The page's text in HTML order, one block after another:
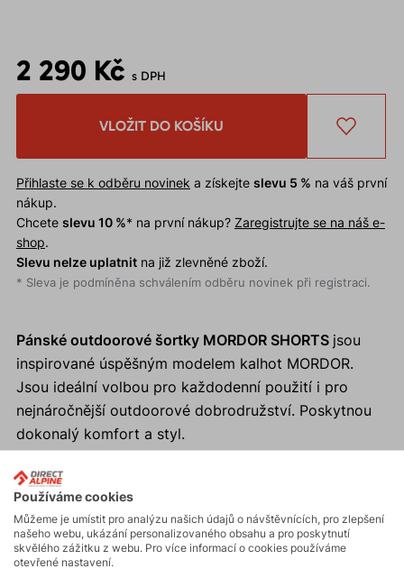
2 290 Kč s DPH
VLOŽIT DO KOŠÍKU
Přihlaste se k odběru novinek a získejte slevu 5 % na váš první
nákup.
Chcete slevu 10 %* na první nákup? Zaregistrujte se na náš e-
shop.
Slevu nelze uplatnitna již zlevněné zboží.
* Sleva je podmíněna schválením odběru novinek při registraci.
Pánské outdoorové šortky MORDOR SHORTS jsou
inspirované úspěšným modelem kalhot MORDOR.
Jsou ideální volbou pro každodenní použití i pro
nejnáročnější outdoorové dobrodružství. Poskytnou
dokonalý komfort a styl.
Proč si koupit pánské outdoorové šortky MORDOR
SHORTS?
Maximální komfort a volnost pohybu.
Velké množství kapes.
Používáme cookies
Můžeme je umístit pro analýzu našich údajů o návštěvnících, pro zlepšení
našeho webu, ukázání personalizovaného obsahu a pro poskytnutí
skvělého zážitku z webu. Pro více informací o cookies používáme
otevřené nastavení.